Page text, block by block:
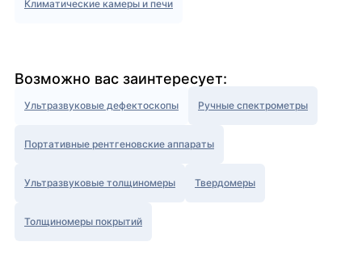
Климатические камеры и печи
Возможно вас заинтересует:
Ультразвуковые дефектоскопы Ручные спектрометры
Портативные рентгеновские аппараты
Ультразвуковые толщиномеры Твердомеры
Толщиномеры покрытий